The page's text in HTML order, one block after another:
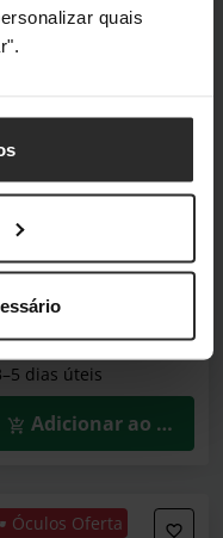
quais
USB IEC
€
IVA
dias úteis
Adicionar ao
🕶️ Óculos Oferta